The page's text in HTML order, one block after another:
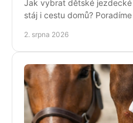
Jak vybrat dětské
stáj i cestu domů?
2. srpna 2026